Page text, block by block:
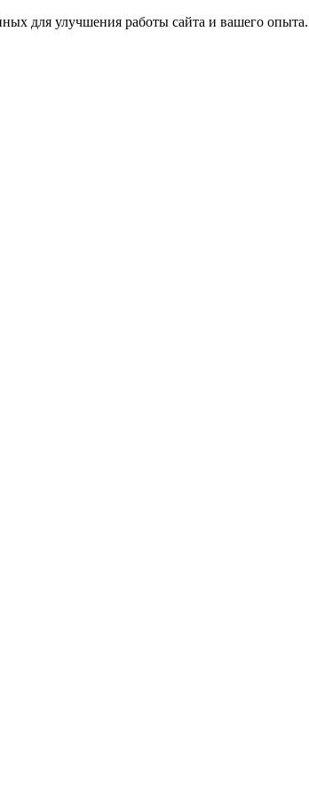
для улучшения работы сайта и вашего